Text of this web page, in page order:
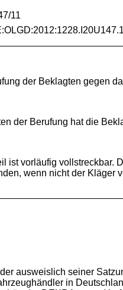
11
der Beklagten gegen
der Berufung hat die
ist vorläufig vollstreckbar.
wenn nicht der Kläger
ausweislich seiner
in